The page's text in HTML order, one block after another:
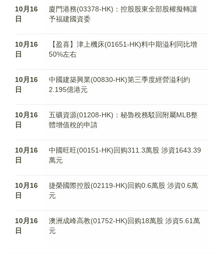
10月16
日
廈門港務(03378-HK)：控股股東全部股權擬轉讓
予福建國資委
10月16
日
【盈喜】津上機床(01651-HK)料中期溢利同比增
50%左右
10月16
日
中國建築興業(00830-HK)第三季度經營溢利約
2.195億港元
10月16
日
五礦資源(01208-HK)：秘魯稅務駁回附屬MLB整
體增值稅的申請
10月16
日
中國旺旺(00151-HK)回购311.3萬股 涉資1643.39
萬元
10月16
日
捷榮國際控股(02119-HK)回购0.6萬股 涉資0.6萬
元
10月16
日
澳洲成峰高教(01752-HK)回购18萬股 涉資5.61萬
元